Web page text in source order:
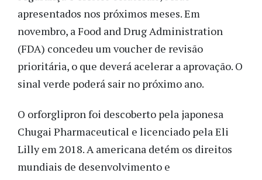
apresentados nos próximos meses. Em
novembro, a Food and Drug Administration
(FDA) concedeu um voucher de revisão
prioritária, o que deverá acelerar a aprovação. O
sinal verde poderá sair no próximo ano.
O orforglipron foi descoberto pela japonesa
Chugai Pharmaceutical e licenciado pela Eli
Lilly em 2018. A americana detém os direitos
mundiais de desenvolvimento e